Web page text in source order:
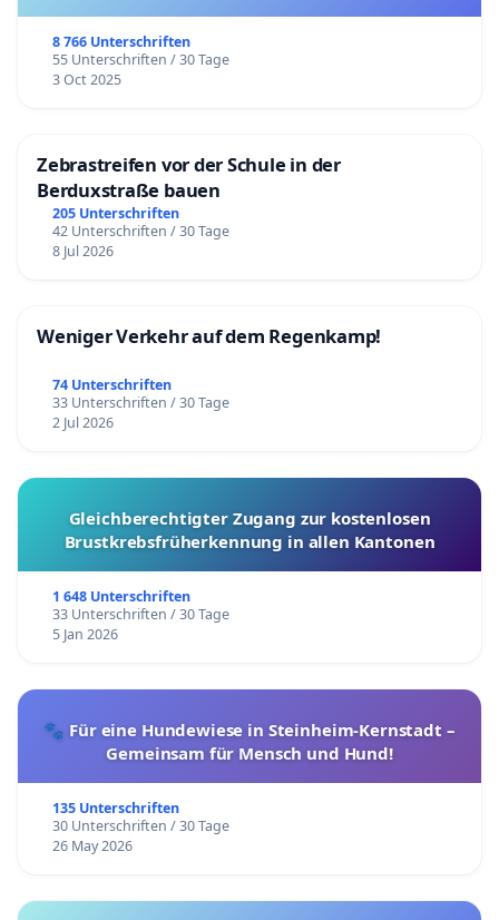
8 766 Unterschriften
55 Unterschriften / 30 Tage
3 Oct 2025
Zebrastreifen vor der Schule in der
Berduxstraße bauen
205 Unterschriften
42 Unterschriften / 30 Tage
8 Jul 2026
Weniger Verkehr auf dem Regenkamp!
74 Unterschriften
33 Unterschriften / 30 Tage
2 Jul 2026
Gleichberechtigter Zugang zur kostenlosen
Brustkrebsfrüherkennung in allen Kantonen
1 648 Unterschriften
33 Unterschriften / 30 Tage
5 Jan 2026
🐾 Für eine Hundewiese in Steinheim-Kernstadt –
Gemeinsam für Mensch und Hund!
135 Unterschriften
30 Unterschriften / 30 Tage
26 May 2026